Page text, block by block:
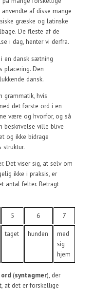
af disse mange
græske og latinske
De fleste af de
i dag, henter vi derfra.
en dansk sætning
placering. Den
dansk.
grammatik, hvis
det første ord i en
være og hvorfor, og så
beskrivelse ville blive
og ikke bidrage
Det viser sig, at selv om
ikke i praksis, er
antal felter. Betragt
5 6 7
taget hunden
med
sig
hjem
(syntagmer), der
at det er forskellige